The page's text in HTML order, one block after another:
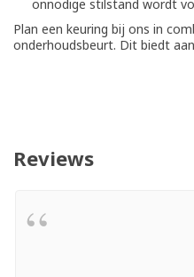
onnodige stilstand wordt
Plan een keuring bij ons in
onderhoudsbeurt. Dit biedt
Reviews